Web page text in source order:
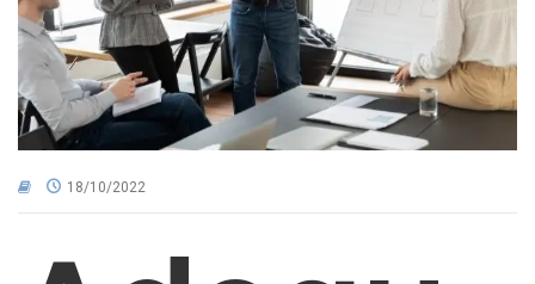
CNA NEL TERRITORIO
AREA RISERVATA
18/10/2022